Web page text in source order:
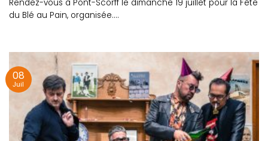
Rendez-vous à Pont-Scorff le dimanche 19 juillet pour la Fête
du Blé au Pain, organisée....
08
Juil